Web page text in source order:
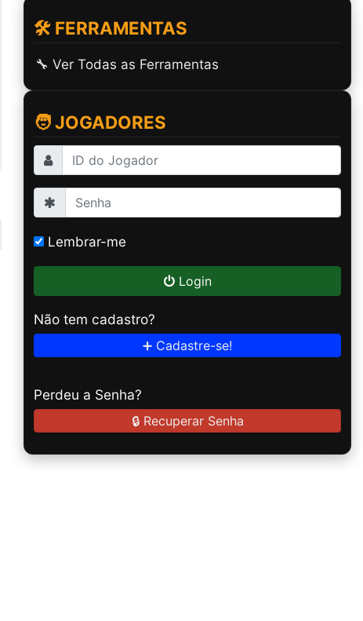
🛠️ FERRAMENTAS
🔧 Ver Todas as Ferramentas
🧑 JOGADORES
Lembrar-me
Login
Não tem cadastro?
➕ Cadastre-se!
Perdeu a Senha?
🔒 Recuperar Senha